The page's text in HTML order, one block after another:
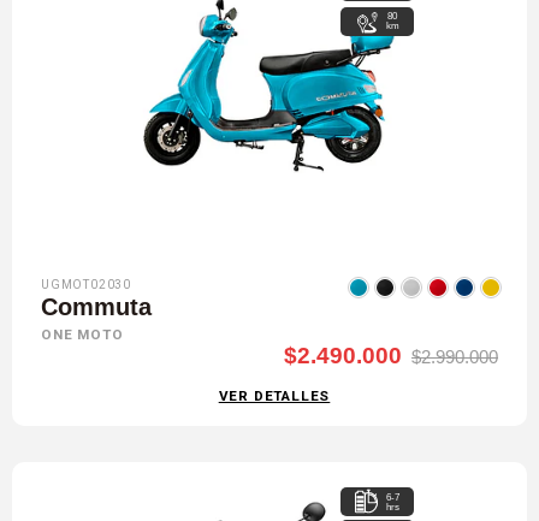
80
km
UGMOT02030
Commuta
ONE MOTO
$2.490.000 $2.990.000
VER DETALLES
6-7
hrs